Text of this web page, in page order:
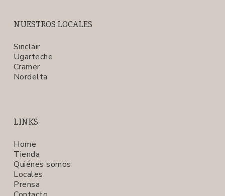
NUESTROS LOCALES
Sinclair
Ugarteche
Cramer
Nordelta
LINKS
Home
Tienda
Quiénes somos
Locales
Prensa